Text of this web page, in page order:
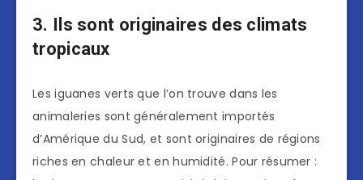
3. Ils sont originaires des climats
tropicaux
Les iguanes verts que l’on trouve dans les
animaleries sont généralement importés
d’Amérique du Sud, et sont originaires de régions
riches en chaleur et en humidité. Pour résumer :